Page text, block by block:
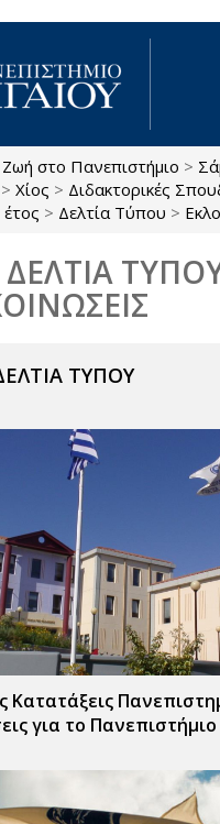
το κυρίως περιεχόμενο
στο Πανεπιστήμιο >
> Χίος > Διδακτορικές
> Δελτία Τύπου >
ΤΥΠΟΥ
Κατατάξεις
για το